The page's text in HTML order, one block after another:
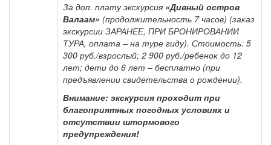
За доп. плату экскурсия «Дивный остров
Валаам» (продолжительность 7 часов) (заказ
экскурсии ЗАРАНЕЕ, ПРИ БРОНИРОВАНИИ
ТУРА, оплата – на туре гиду). Стоимость: 5
300 руб./взрослый; 2 900 руб./ребенок до 12
лет; дети до 6 лет – бесплатно (при
предъявлении свидетельства о рождении).
Внимание: экскурсия проходит при
благоприятных погодных условиях и
отсутствии штормового
предупреждения!